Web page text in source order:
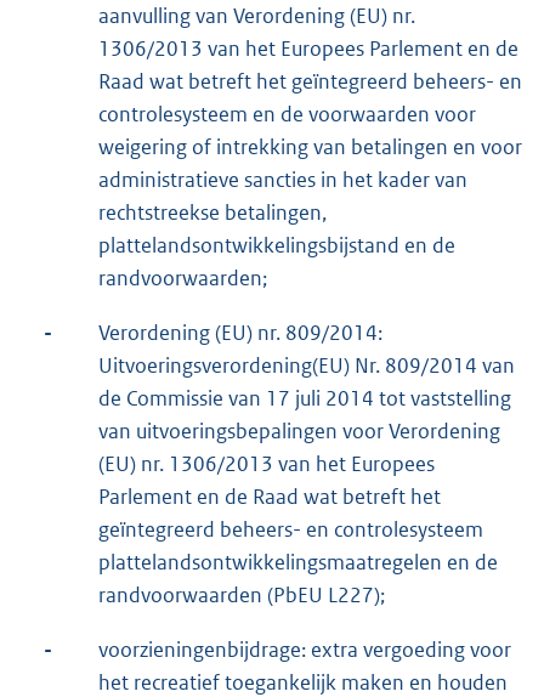
aanvulling van Verordening (EU) nr.
1306/2013 van het Europees Parlement en de
Raad wat betreft het geïntegreerd beheers- en
controlesysteem en de voorwaarden voor
weigering of intrekking van betalingen en voor
administratieve sancties in het kader van
rechtstreekse betalingen,
plattelandsontwikkelingsbijstand en de
randvoorwaarden;
-
Verordening (EU) nr. 809/2014:
Uitvoeringsverordening(EU) Nr. 809/2014 van
de Commissie van 17 juli 2014 tot vaststelling
van uitvoeringsbepalingen voor Verordening
(EU) nr. 1306/2013 van het Europees
Parlement en de Raad wat betreft het
geïntegreerd beheers- en controlesysteem
plattelandsontwikkelingsmaatregelen en de
randvoorwaarden (PbEU L227);
-
voorzieningenbijdrage: extra vergoeding voor
het recreatief toegankelijk maken en houden